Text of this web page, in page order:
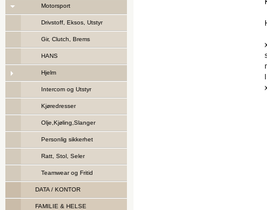
Motorsport
Drivstoff, Eksos, Utstyr
Gir, Clutch, Brems
HANS
Hjelm
Intercom og Utstyr
Kjøredresser
Olje,Kjøling,Slanger
Personlig sikkerhet
Ratt, Stol, Seler
Teamwear og Fritid
DATA / KONTOR
FAMILIE & HELSE